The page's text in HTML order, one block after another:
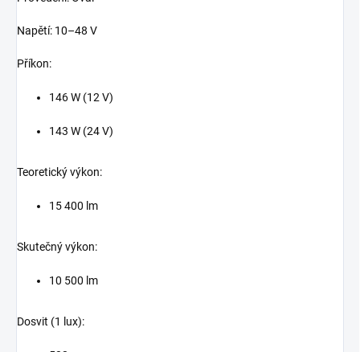
Napětí: 10–48 V
Příkon:
146 W (12 V)
143 W (24 V)
Teoretický výkon:
15 400 lm
Skutečný výkon:
10 500 lm
Dosvit (1 lux):